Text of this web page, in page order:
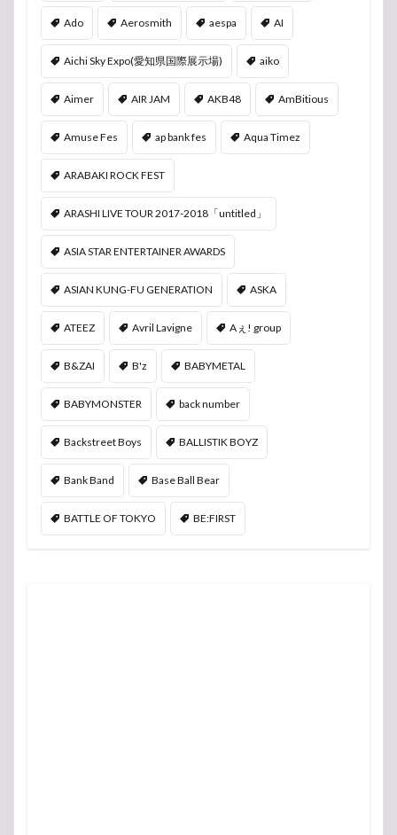
Ado Aerosmith aespa AI
Aichi Sky Expo(愛知県国際展示場) aiko
Aimer AIR JAM AKB48 AmBitious
Amuse Fes ap bank fes Aqua Timez
ARABAKI ROCK FEST
ARASHI LIVE TOUR 2017-2018「untitled」
ASIA STAR ENTERTAINER AWARDS
ASIAN KUNG-FU GENERATION ASKA
ATEEZ Avril Lavigne Aぇ! group
B&ZAI B'z BABYMETAL
BABYMONSTER back number
Backstreet Boys BALLISTIK BOYZ
Bank Band Base Ball Bear
BATTLE OF TOKYO BE:FIRST